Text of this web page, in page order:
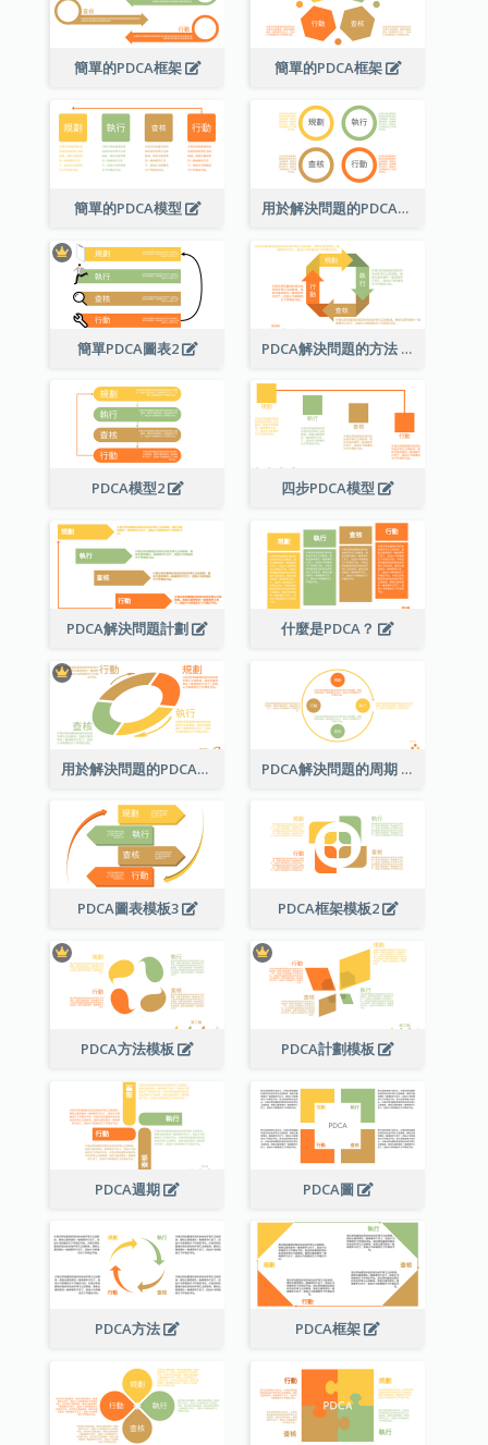
簡單的PDCA框架 簡單的PDCA框架
簡單的PDCA模型 用於解決問題的PDCA圖表
簡單PDCA圖表2 PDCA解決問題的方法
PDCA模型2 四步PDCA模型
PDCA解決問題計劃 什麼是PDCA？
用於解決問題的PDCA圖 PDCA解決問題的周期
PDCA圖表模板3 PDCA框架模板2
PDCA方法模板 PDCA計劃模板
PDCA週期 PDCA圖
PDCA方法 PDCA框架